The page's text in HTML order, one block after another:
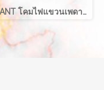
PENDANT โคมไฟแขวนเพดาน รุ่น ABALL สำหรับใส่หลอด E27 จำนวน 1 ดวง